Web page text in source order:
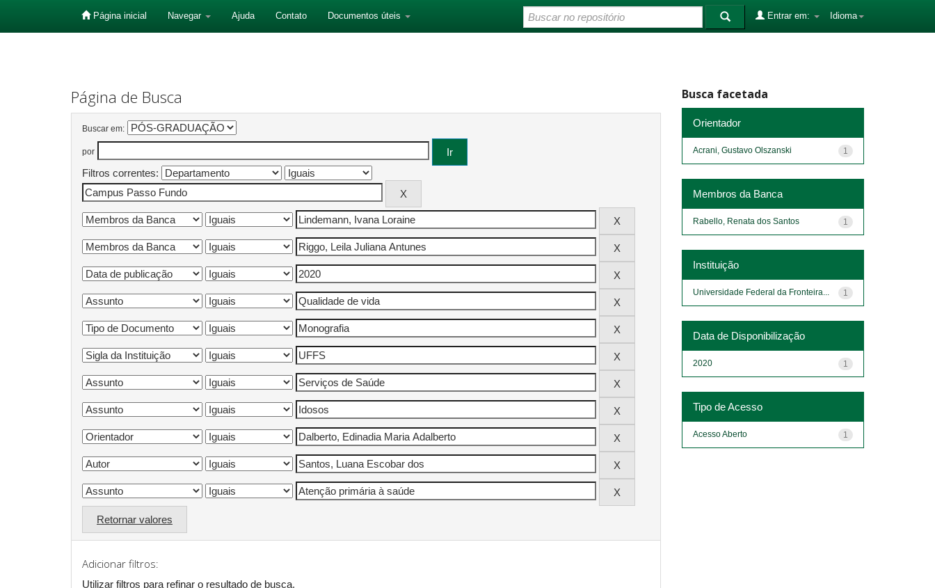
Página inicial Navegar Ajuda Contato Documentos úteis Idioma
Entrar em:
Página de Busca
Buscar em:
por
Filtros correntes:
Retornar valores
Adicionar filtros:
Utilizar filtros para refinar o resultado de busca.
Busca facetada
Orientador
1
Acrani, Gustavo Olszanski
Membros da Banca
1
Rabello, Renata dos Santos
Instituição
1
Universidade Federal da Fronteira...
Data de Disponibilização
1
2020
Tipo de Acesso
1
Acesso Aberto